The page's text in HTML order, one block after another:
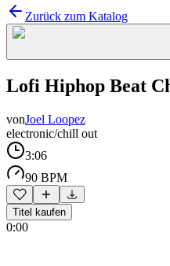
Zurück zum Katalog
Lofi Hiphop Beat
vonJoel Loopez
electronic/chill out
3:06
90 BPM
Titel kaufen
0:00